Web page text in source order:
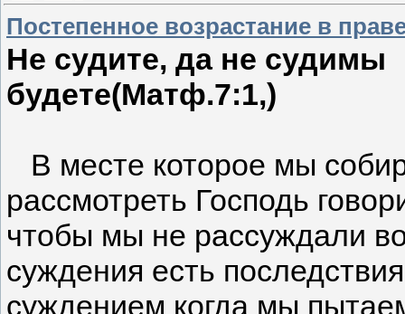
Постепенное возрастание в
Не судите, да не судимы
будете(Матф.7:1,)
В месте которое мы
рассмотреть Господь
чтобы мы не рассуждали
суждения есть
суждением когда мы